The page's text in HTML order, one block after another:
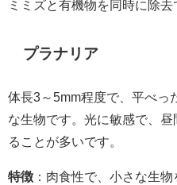
ミミズと有機物を同時に除去
プラナリア
体長3～5mm程度で、平べっ
な生物です。光に敏感で、
ることが多いです。
特徴 ：肉食性で、小さな生